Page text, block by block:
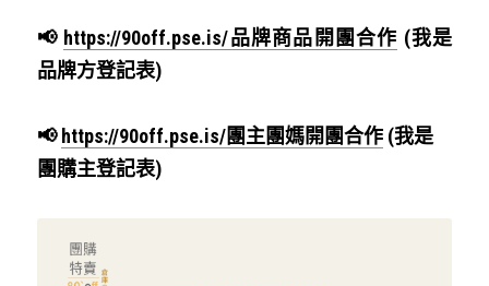
📢 https://90off.pse.is/品牌商品開團合作 (我是
品牌方登記表)
📢 https://90off.pse.is/團主團媽開團合作 (我是
團購主登記表)